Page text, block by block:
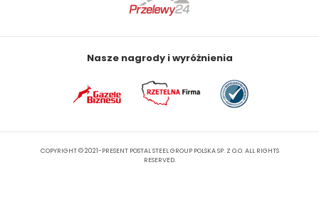
Nasze nagrody i wyróżnienia
COPYRIGHT © 2021-PRESENT POSTAL STEEL GROUP POLSKA SP. Z O.O. ALL RIGHTS
RESERVED.